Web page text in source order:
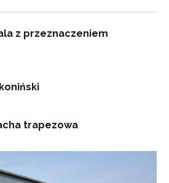
z przeznaczeniem
trapezowa